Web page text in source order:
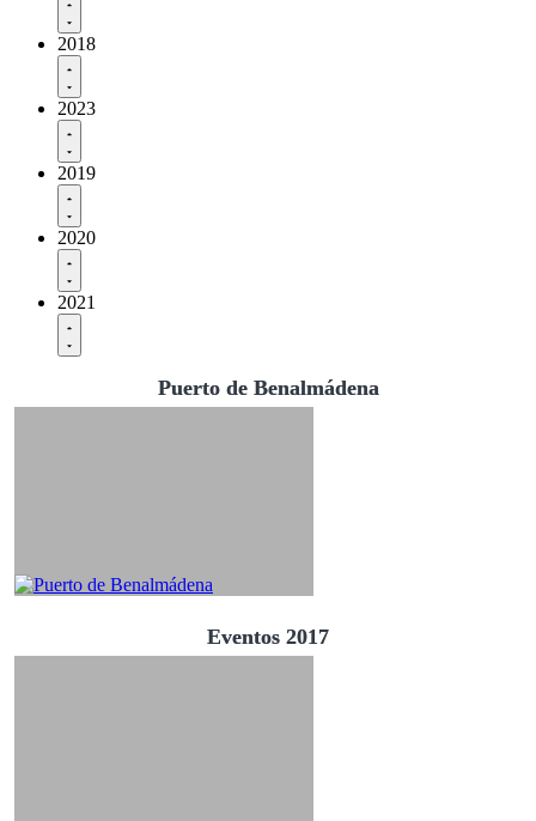
2018
2023
2019
2020
2021
Puerto de Benalmádena
Eventos 2017